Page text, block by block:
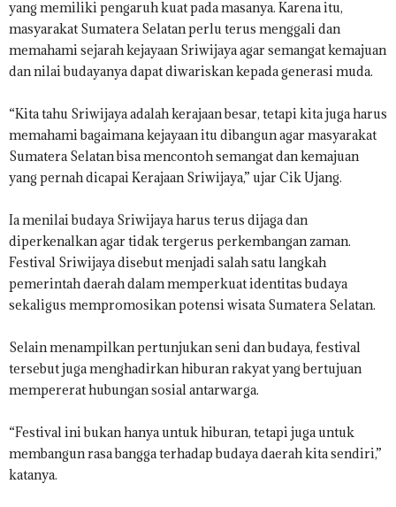
yang memiliki pengaruh kuat pada masanya. Karena itu,
masyarakat Sumatera Selatan perlu terus menggali dan
memahami sejarah kejayaan Sriwijaya agar semangat kemajuan
dan nilai budayanya dapat diwariskan kepada generasi muda.
“Kita tahu Sriwijaya adalah kerajaan besar, tetapi kita juga harus
memahami bagaimana kejayaan itu dibangun agar masyarakat
Sumatera Selatan bisa mencontoh semangat dan kemajuan
yang pernah dicapai Kerajaan Sriwijaya,” ujar Cik Ujang.
Ia menilai budaya Sriwijaya harus terus dijaga dan
diperkenalkan agar tidak tergerus perkembangan zaman.
Festival Sriwijaya disebut menjadi salah satu langkah
pemerintah daerah dalam memperkuat identitas budaya
sekaligus mempromosikan potensi wisata Sumatera Selatan.
Selain menampilkan pertunjukan seni dan budaya, festival
tersebut juga menghadirkan hiburan rakyat yang bertujuan
mempererat hubungan sosial antarwarga.
“Festival ini bukan hanya untuk hiburan, tetapi juga untuk
membangun rasa bangga terhadap budaya daerah kita sendiri,”
katanya.